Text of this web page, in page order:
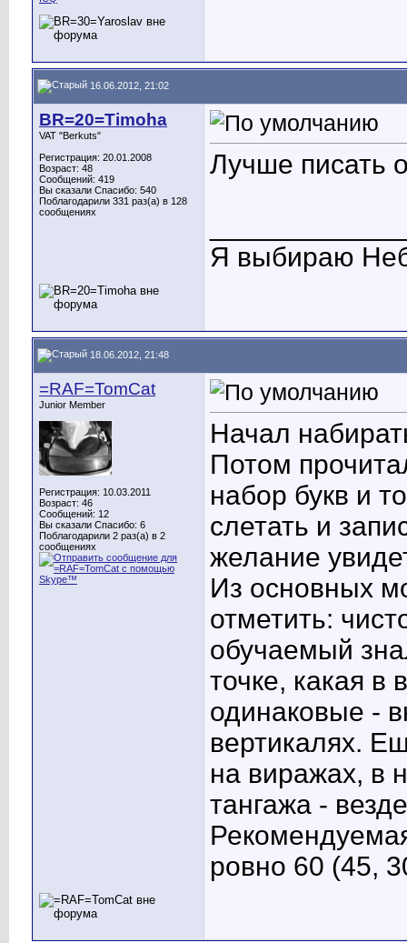
16.06.2012, 21:02
BR=20=Timoha
VAT "Berkuts"
Регистрация: 20.01.2008
Возраст: 48
Сообщений: 419
Вы сказали Спасибо: 540
Поблагодарили 331 раз(а) в 128
сообщениях
Лучше писать
Я выбираю
18.06.2012, 21:48
=RAF=TomCat
Junior Member
Регистрация: 10.03.2011
Возраст: 46
Сообщений: 12
Вы сказали Спасибо: 6
Поблагодарили 2 раз(а) в 2
сообщениях
Начал
Потом
набор букв и
слетать и
желание
Из основных
отметить:
обучаемый
точке, какая в
одинаковые -
вертикалях.
на виражах, в
тангажа -
ровно 60 (45,